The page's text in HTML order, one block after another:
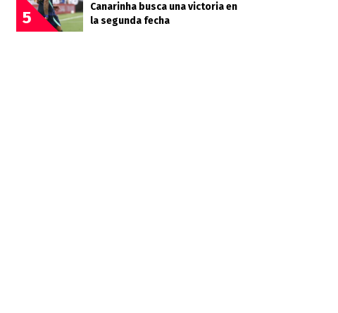
5
Canarinha busca una victoria en
la segunda fecha